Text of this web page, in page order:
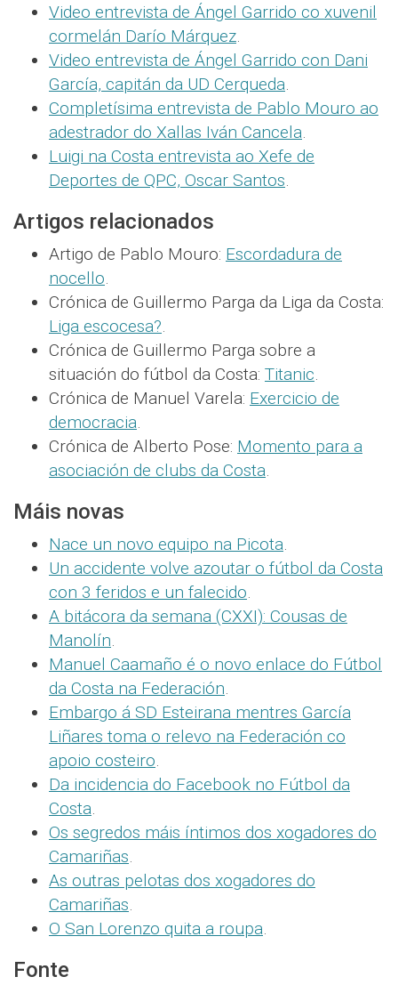
Video entrevista de Ángel Garrido co xuvenil
cormelán Darío Márquez.
Video entrevista de Ángel Garrido con Dani
García, capitán da UD Cerqueda.
Completísima entrevista de Pablo Mouro ao
adestrador do Xallas Iván Cancela.
Luigi na Costa entrevista ao Xefe de
Deportes de QPC, Oscar Santos.
Artigos relacionados
Artigo de Pablo Mouro: Escordadura de
nocello.
Crónica de Guillermo Parga da Liga da Costa:
Liga escocesa?.
Crónica de Guillermo Parga sobre a
situación do fútbol da Costa: Titanic.
Crónica de Manuel Varela: Exercicio de
democracia.
Crónica de Alberto Pose: Momento para a
asociación de clubs da Costa.
Máis novas
Nace un novo equipo na Picota.
Un accidente volve azoutar o fútbol da Costa
con 3 feridos e un falecido.
A bitácora da semana (CXXI): Cousas de
Manolín.
Manuel Caamaño é o novo enlace do Fútbol
da Costa na Federación.
Embargo á SD Esteirana mentres García
Liñares toma o relevo na Federación co
apoio costeiro.
Da incidencia do Facebook no Fútbol da
Costa.
Os segredos máis íntimos dos xogadores do
Camariñas.
As outras pelotas dos xogadores do
Camariñas.
O San Lorenzo quita a roupa.
Fonte